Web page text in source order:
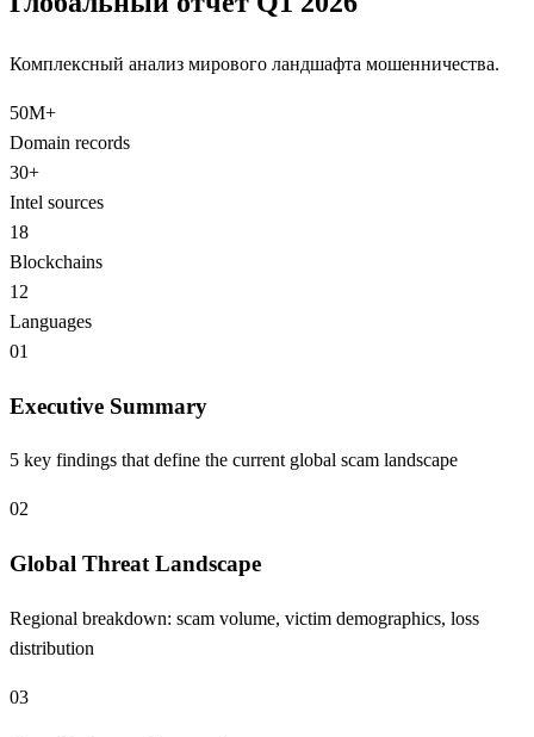
Комплексный анализ мирового ландшафта мошенничества.
50M+
Domain records
30+
Intel sources
18
Blockchains
12
Languages
01
Executive Summary
5 key findings that define the current global scam landscape
02
Global Threat Landscape
Regional breakdown: scam volume, victim demographics, loss
distribution
03